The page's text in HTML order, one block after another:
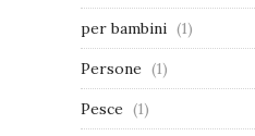
per bambini (1)
Persone (1)
Pesce (1)